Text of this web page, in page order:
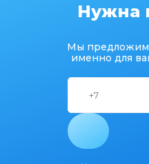
Нужна
Мы
именно для